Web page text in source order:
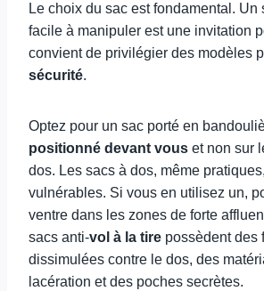
Le choix du sac est fondamental. Un
facile à manipuler est une invitation
convient de privilégier des modèles
sécurité.
Optez pour un sac porté en
positionné devant vous et non sur
dos. Les sacs à dos, même
vulnérables. Si vous en utilisez un,
ventre dans les zones de forte
sacs anti-vol à la tire possèdent des
dissimulées contre le dos, des
lacération et des poches secrètes.